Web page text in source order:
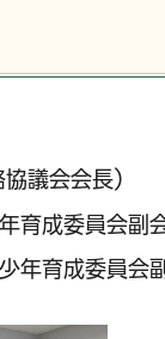
議会会長）
育成委員会副
年育成委員会